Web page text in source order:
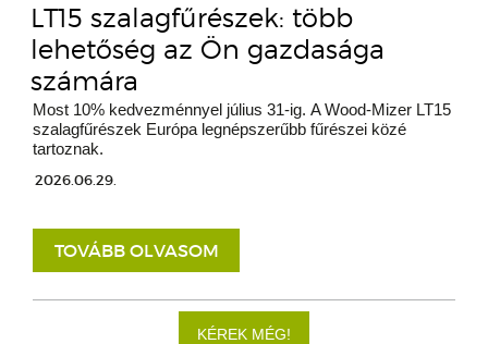
LT15 szalagfűrészek: több
lehetőség az Ön gazdasága
számára
Most 10% kedvezménnyel július 31-ig. A Wood-Mizer LT15
szalagfűrészek Európa legnépszerűbb fűrészei közé
tartoznak.
2026.06.29.
TOVÁBB OLVASOM
KÉREK MÉG!